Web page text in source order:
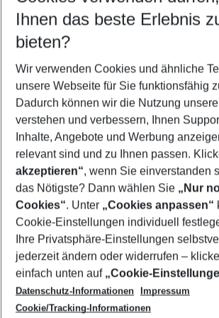
Reisezeitraum wählen
11.08.26– 09.08.27 5-8 Nächte
2 Erwachsene Keine Kinder
Mehr Filter anzeigen
Footer
Footer navigation
Über uns
AGB
Cookie-Einstellungen ändern
Cookie-Richtlinie
Datenschutz
Service & Hilfe
Barrierefreies Reisen
Check-in
Folgen Sie uns
Ihnen das beste Erlebnis
bieten?
Wir verwenden Cookies und ähnliche
unsere Webseite für Sie funktionsfähig
Dadurch können wir die Nutzung
verstehen und verbessern, Ihnen
Inhalte, Angebote und Werbung
relevant sind und zu Ihnen passen.
akzeptieren“, wenn Sie einverstanden
das Nötigste? Dann wählen Sie „Nur
Cookies“. Unter „Cookies anpassen“
Cookie-Einstellungen individuell
Ihre Privatsphäre-Einstellungen
jederzeit ändern oder widerrufen –
einfach unten auf „Cookie-
Datenschutz-Informationen
Impressum
Cookie/Tracking-Informationen